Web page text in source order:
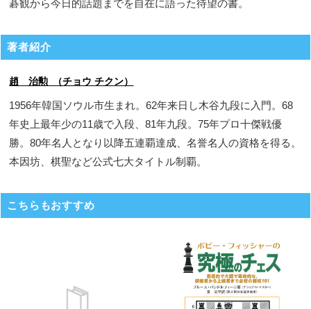
碁観から今日的話題までを自在に語った待望の書。
著者紹介
趙 治勲 （チョウ チクン）
1956年韓国ソウル市生まれ。62年来日し木谷九段に入門。68
年史上最年少の11歳で入段、81年九段。75年プロ十傑戦優
勝。80年名人となり以降五連覇達成、名誉名人の資格を得る。
本因坊、棋聖など公式七大タイトル制覇。
こちらもおすすめ